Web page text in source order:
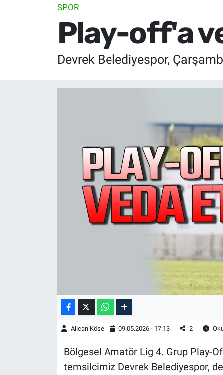
SPOR
Play-off'a
Devrek Belediyespor,
Alican Köse 09.05.2026 - 17:13 2
Bölgesel Amatör Lig 4. Grup Play-
temsilcimiz Devrek Belediyespor,